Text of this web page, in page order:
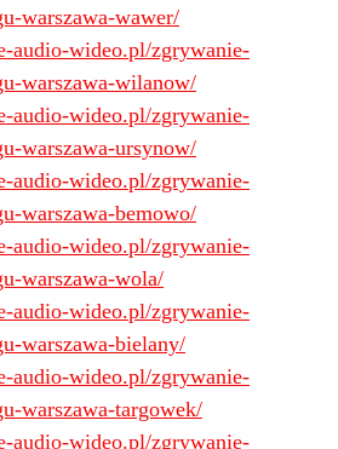
warszawa-wawer/
audio-wideo.pl/zgrywanie-
warszawa-wilanow/
audio-wideo.pl/zgrywanie-
warszawa-ursynow/
audio-wideo.pl/zgrywanie-
warszawa-bemowo/
audio-wideo.pl/zgrywanie-
warszawa-wola/
audio-wideo.pl/zgrywanie-
warszawa-bielany/
audio-wideo.pl/zgrywanie-
warszawa-targowek/
audio-wideo.pl/zgrywanie-